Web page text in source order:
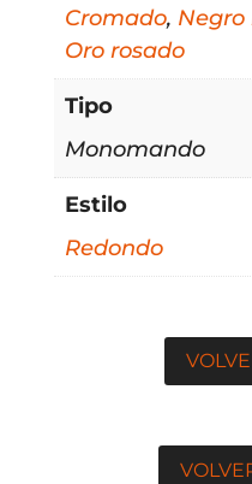
Cromado,
Oro rosado
Tipo
Monomando
Estilo
Redondo